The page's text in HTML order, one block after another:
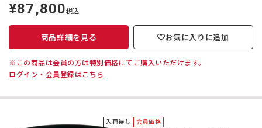
定
価
¥87,800税込
商品詳細を見る お気に入りに追加
※この商品は会員の方は特別価格にてご購入いただけます。
ログイン・会員登録はこちら
入荷待ち 会員価格